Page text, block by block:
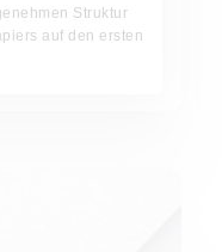
Struktur
auf den ersten